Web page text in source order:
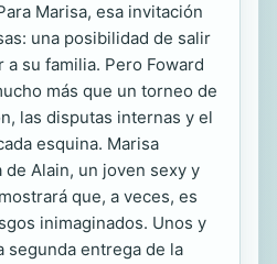
Marisa, esa invitación
una posibilidad de salir
a su familia. Pero Foward
más que un torneo de
las disputas internas y el
esquina. Marisa
de Alain, un joven sexy y
que, a veces, es
inimaginados. Unos y
segunda entrega de la